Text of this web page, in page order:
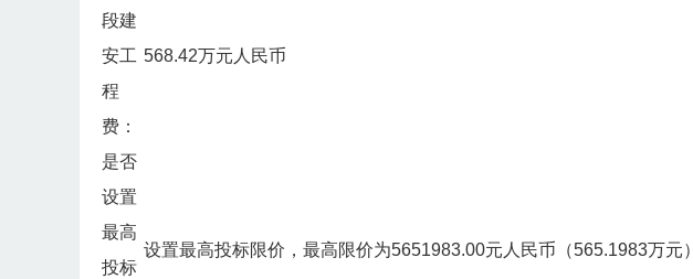
段建
安工
程
费：
568.42万元人民币
是否
设置
最高
投标
设置最高投标限价，最高限价为5651983.00元人民币（565.1983万元）